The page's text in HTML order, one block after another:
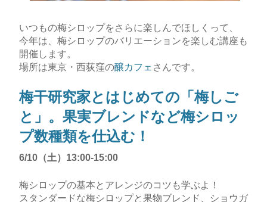
いつもの梅シロップをさらに楽しんでほしくって、
今年は、梅シロップのバリエーションを楽しむ講座も
開催します。
場所は東京・西荻窪の醸カフェ さんです。
梅干研究家とはじめての「梅しご
と」。果実ブレンドなど梅シロッ
プ数種類を仕込む！
6/10（土）13:00-15:00
梅シロップの基本とアレンジのコツも学ぶよ！
スタンダードな梅シロップと果物ブレンド、ショウガ